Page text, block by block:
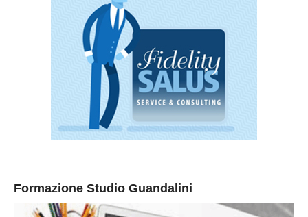
Formazione Studio Guandalini